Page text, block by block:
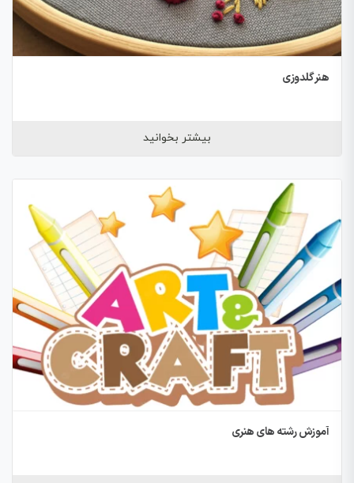
هنر گلدوزی
بیشتر بخوانید
آموزش رشته های هنری